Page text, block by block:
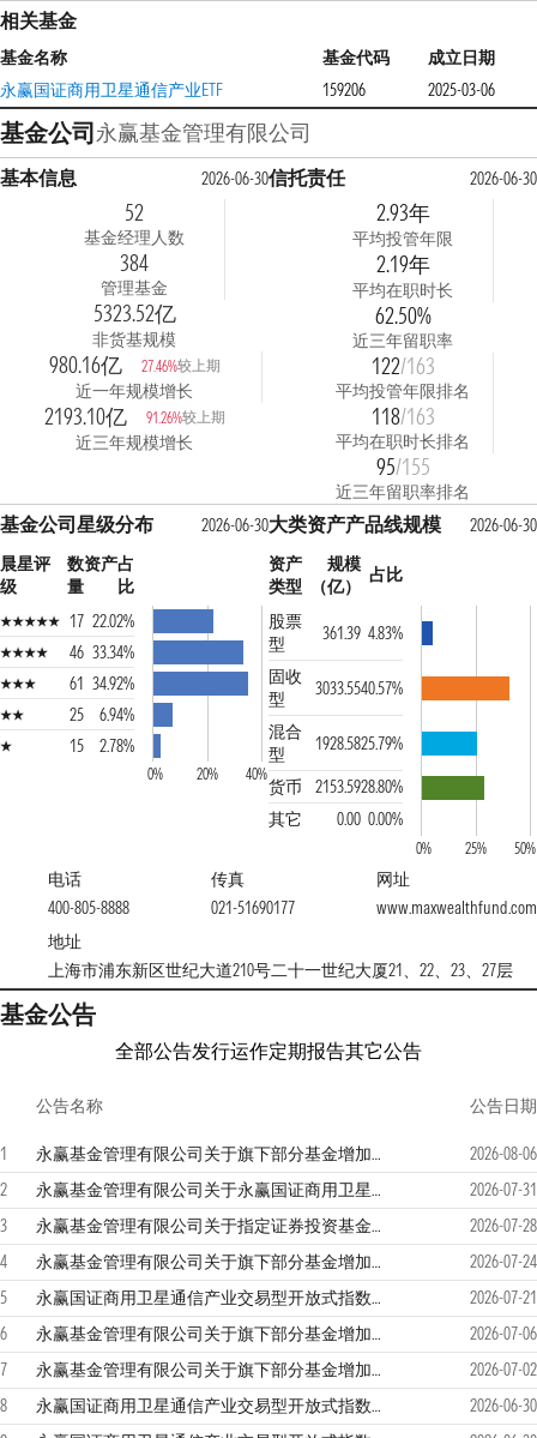
相关基金
基金名称 基金代码
成立日期
永赢国证商用卫星通信产业ETF
159206 2025-03-06
基金公司永赢基金管理有限公司
基本信息 2026-06-30
52
基金经理人数
384
管理基金
5323.52亿
非货基规模
980.16亿 27.46%较上期
近一年规模增长
2193.10亿 91.26%较上期
近三年规模增长
信托责任 2026-06-30
2.93年
平均投管年限
2.19年
平均在职时长
62.50%
近三年留职率
122/163
平均投管年限排名
118/163
平均在职时长排名
95/155
近三年留职率排名
基金公司星级分布
2026-06-30
晨星评
级
数
量
资产占
比
17 22.02%
46 33.34%
61 34.92%
25
6.94%
15
2.78%
0% 20% 40%
大类资产产品线规模
2026-06-30
资产
类型
规模
（亿）
占比
股票
型
361.39 4.83%
固收
型
3033.5540.57%
混合
型
1928.5825.79%
货币
2153.5928.80%
其它
0.00 0.00%
0% 25% 50%
电话
400-805-8888
传真
021-51690177
网址
www.maxwealthfund.com
地址
上海市浦东新区世纪大道210号二十一世纪大厦21、22、23、27层
基金公告
全部公告发行运作定期报告其它公告
公告名称 公告日期
1 永赢基金管理有限公司关于旗下部分基金增加华鑫证券有限责任公司为申购赎回代理券商的公告
2026-08-06
2
永赢基金管理有限公司关于永赢国证商用卫星通信产业交易型开放式指数证券投资基金增加申购赎回代理券商的公告
2026-07-31
3
永赢基金管理有限公司关于指定证券投资基金主流动性服务商的公告
2026-07-28
4
永赢基金管理有限公司关于旗下部分基金增加华源证券股份有限公司为申购赎回代理券商的公告
2026-07-24
5
永赢国证商用卫星通信产业交易型开放式指数证券投资基金2026年第2季度报告
2026-07-21
6
永赢基金管理有限公司关于旗下部分基金增加联储证券股份有限公司为申购赎回代理券商的公告
2026-07-06
7
永赢基金管理有限公司关于旗下部分基金增加德邦证券股份有限公司为申购赎回代理券商的公告
2026-07-02
8
永赢国证商用卫星通信产业交易型开放式指数证券投资基金基金产品资料概要更新(2026年第2号)
2026-06-30